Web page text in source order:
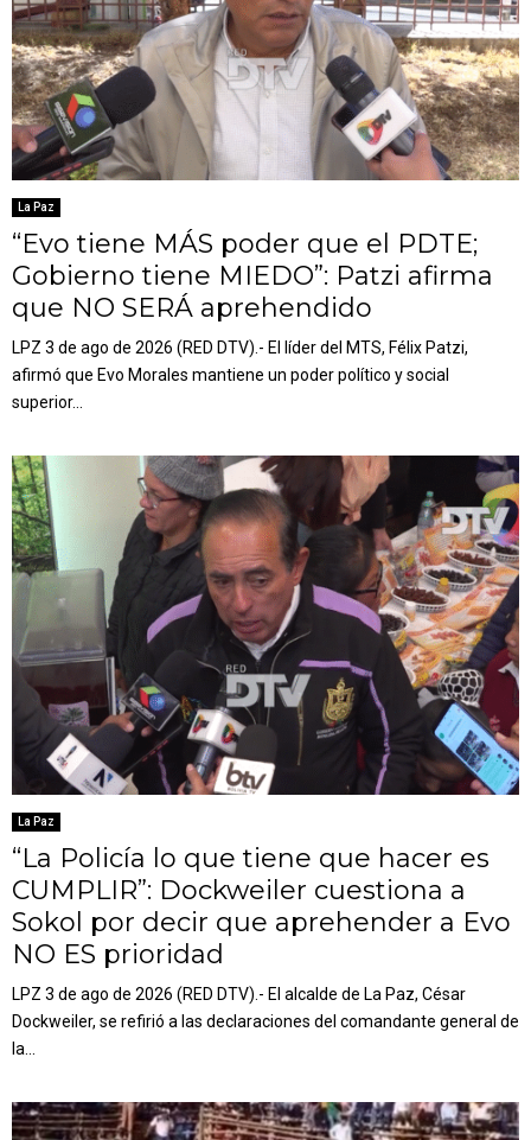
La Paz
“Evo tiene MÁS poder que el PDTE;
Gobierno tiene MIEDO”: Patzi afirma
que NO SERÁ aprehendido
LPZ 3 de ago de 2026 (RED DTV).- El líder del MTS, Félix Patzi,
afirmó que Evo Morales mantiene un poder político y social
superior...
La Paz
“La Policía lo que tiene que hacer es
CUMPLIR”: Dockweiler cuestiona a
Sokol por decir que aprehender a Evo
NO ES prioridad
LPZ 3 de ago de 2026 (RED DTV).- El alcalde de La Paz, César
Dockweiler, se refirió a las declaraciones del comandante general de
la...